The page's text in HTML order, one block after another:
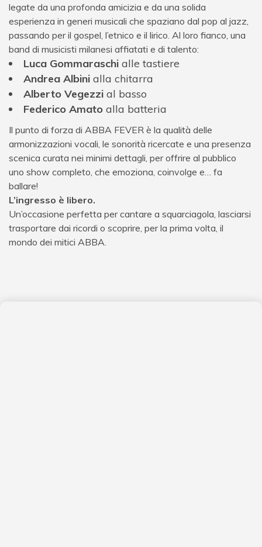
legate da una profonda amicizia e da una solida
esperienza in generi musicali che spaziano dal pop al jazz,
passando per il gospel, l’etnico e il lirico. Al loro fianco, una
band di musicisti milanesi affiatati e di talento:
Luca Gommaraschi alle tastiere
Andrea Albini alla chitarra
Alberto Vegezzi al basso
Federico Amato alla batteria
Il punto di forza di ABBA FEVER è la qualità delle
armonizzazioni vocali, le sonorità ricercate e una presenza
scenica curata nei minimi dettagli, per offrire al pubblico
uno show completo, che emoziona, coinvolge e… fa
ballare!
L’ingresso è libero.
Un’occasione perfetta per cantare a squarciagola, lasciarsi
trasportare dai ricordi o scoprire, per la prima volta, il
mondo dei mitici ABBA.